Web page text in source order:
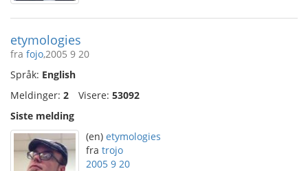
etymologies
fra fojo,2005 9 20
Språk: English
Meldinger: 2 Visere: 53092
Siste melding
(en) etymologies
fra trojo
2005 9 20